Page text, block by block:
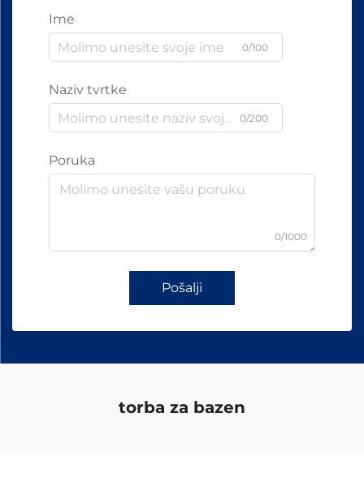
Ime
0/100
Naziv tvrtke
0/200
Poruka
0/1000
Pošalji
torba za bazen